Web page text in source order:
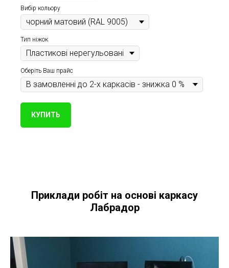
Вибір кольору
Тип ніжок
Оберіть Ваш прайс
КУПИТЬ
Приклади робіт на основі каркасу
Лабрадор